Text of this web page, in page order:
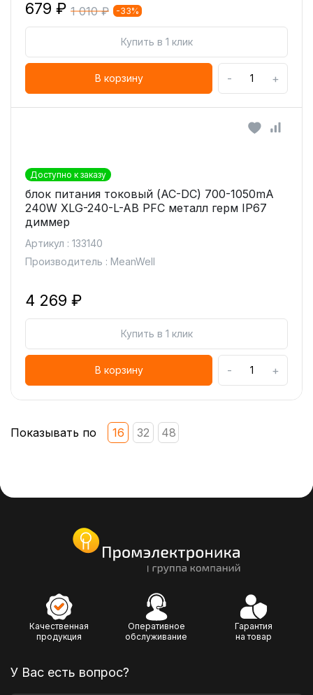
679 ₽ 1 010 ₽ -33%
Купить в 1 клик
В корзину - +
Доступно к заказу
блок питания токовый (AC-DC) 700-1050mA
240W XLG-240-L-AB PFC металл герм IP67
диммер
Артикул : 133140
Производитель : MeanWell
4 269 ₽
Купить в 1 клик
В корзину - +
Показывать по 16 32 48
Качественная
продукция
Оперативное
обслуживание
Гарантия
на товар
У Вас есть вопрос?